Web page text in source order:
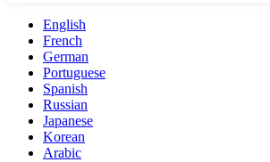
English
French
German
Portuguese
Spanish
Russian
Japanese
Korean
Arabic